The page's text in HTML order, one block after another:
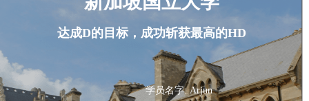
达成D的目标，成功斩获最高的HD
学员名字: Arjun